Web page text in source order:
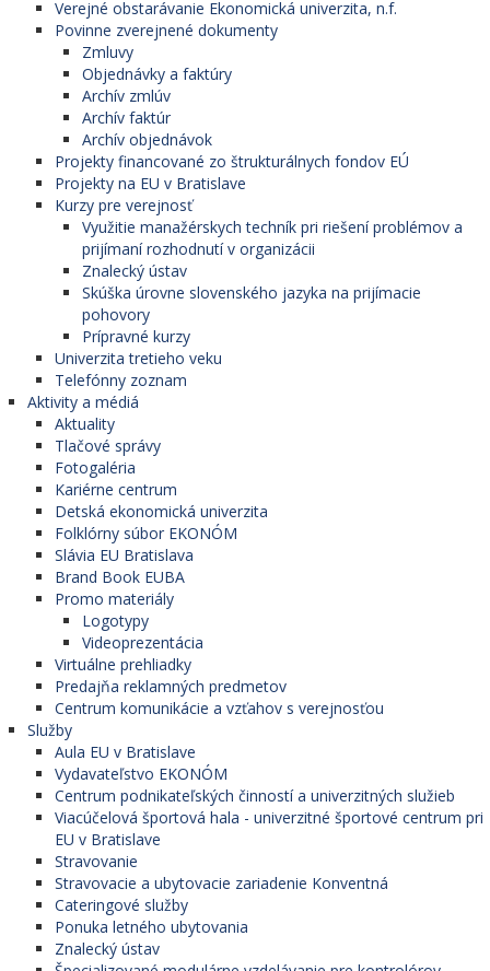
Verejné obstarávanie Ekonomická univerzita, n.f.
Povinne zverejnené dokumenty
Zmluvy
Objednávky a faktúry
Archív zmlúv
Archív faktúr
Archív objednávok
Projekty financované zo štrukturálnych fondov EÚ
Projekty na EU v Bratislave
Kurzy pre verejnosť
Využitie manažérskych techník pri riešení problémov a
prijímaní rozhodnutí v organizácii
Znalecký ústav
Skúška úrovne slovenského jazyka na prijímacie
pohovory
Prípravné kurzy
Univerzita tretieho veku
Telefónny zoznam
Aktivity a médiá
Aktuality
Tlačové správy
Fotogaléria
Kariérne centrum
Detská ekonomická univerzita
Folklórny súbor EKONÓM
Slávia EU Bratislava
Brand Book EUBA
Promo materiály
Logotypy
Videoprezentácia
Virtuálne prehliadky
Predajňa reklamných predmetov
Centrum komunikácie a vzťahov s verejnosťou
Služby
Aula EU v Bratislave
Vydavateľstvo EKONÓM
Centrum podnikateľských činností a univerzitných služieb
Viacúčelová športová hala - univerzitné športové centrum pri
EU v Bratislave
Stravovanie
Stravovacie a ubytovacie zariadenie Konventná
Cateringové služby
Ponuka letného ubytovania
Znalecký ústav